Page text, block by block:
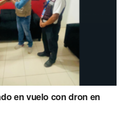
en vuelo con dron en